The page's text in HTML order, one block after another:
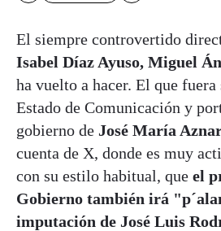
El siempre controvertido
Isabel Díaz Ayuso, Miguel
ha vuelto a hacer. El que fuera
Estado de Comunicación y
gobierno de José María
cuenta de X, donde es muy
con su estilo habitual, que el
Gobierno también irá
imputación de José Luis